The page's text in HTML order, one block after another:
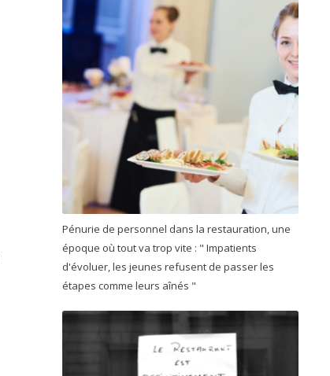
Pénurie de personnel dans la restauration, une
époque où tout va trop vite : " Impatients
d'évoluer, les jeunes refusent de passer les
étapes comme leurs aînés "